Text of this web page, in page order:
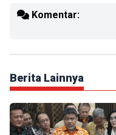
Komentar:
Berita Lainnya